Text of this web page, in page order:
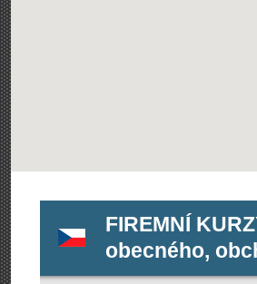
FIREMNÍ
obecného,